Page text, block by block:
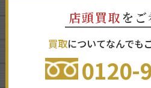
店頭買取 を
買取についてなんでも
0120-